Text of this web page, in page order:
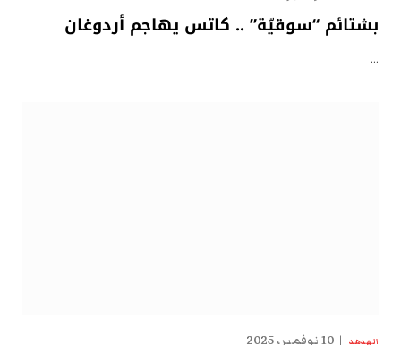
بشتائم “سوقيّة” .. كاتس يهاجم أردوغان
…
الهدهد 10 نوفمبر، 2025